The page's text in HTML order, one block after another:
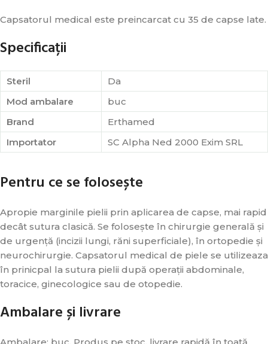
Capsatorul medical este preincarcat cu 35 de capse late.
Specificații
Steril
Da
Mod ambalare
buc
Brand
Erthamed
Importator
SC Alpha Ned 2000 Exim SRL
Pentru ce se folosește
Apropie marginile pielii prin aplicarea de capse, mai rapid
decât sutura clasică. Se folosește în chirurgie generală și
de urgență (incizii lungi, răni superficiale), în ortopedie și
neurochirurgie. Capsatorul medical de piele se utilizeaza
în prinicpal la sutura pielii după operații abdominale,
toracice, ginecologice sau de otopedie.
Ambalare și livrare